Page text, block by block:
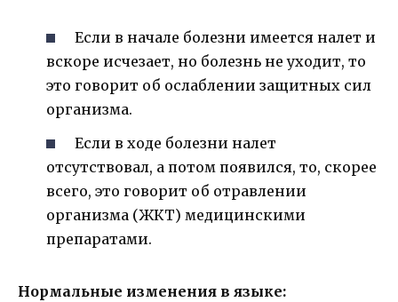
Если в начале болезни имеется налет и
вскоре исчезает, но болезнь не уходит, то
это говорит об ослаблении защитных сил
организма.
Если в ходе болезни налет
отсутствовал, а потом появился, то, скорее
всего, это говорит об отравлении
организма (ЖКТ) медицинскими
препаратами.
Нормальные изменения в языке: